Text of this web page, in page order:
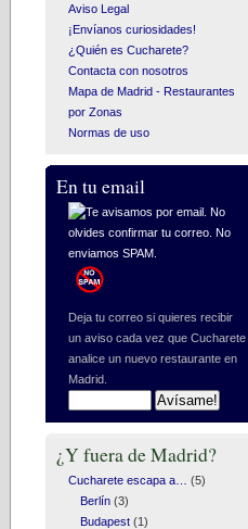
Aviso Legal
¡Envíanos curiosidades!
¿Quién es Cucharete?
Contacta con nosotros
Mapa de Madrid - Restaurantes
por Zonas
Normas de uso
En tu email
Deja tu correo si quieres recibir
un aviso cada vez que Cucharete
analice un nuevo restaurante en
Madrid.
¿Y fuera de Madrid?
Cucharete escapa a…
(5)
Berlín(3)
Budapest(1)